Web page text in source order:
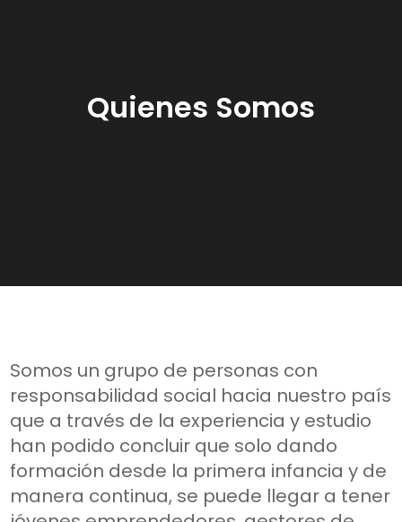
Quienes Somos
Somos un grupo de personas con
responsabilidad social hacia nuestro país
que a través de la experiencia y estudio
han podido concluir que solo dando
formación desde la primera infancia y de
manera continua, se puede llegar a tener